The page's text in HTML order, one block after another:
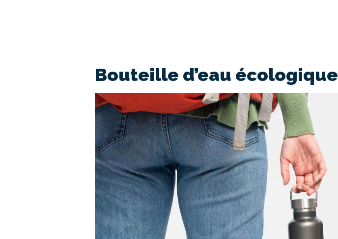
Bouteille d’eau écologique